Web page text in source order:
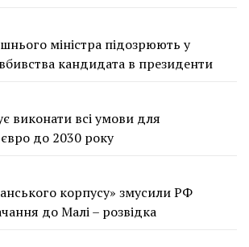
міністра підозрюють у
кандидата в президенти
виконати всі умови для
до 2030 року
корпусу» змусили РФ
до Малі – розвідка